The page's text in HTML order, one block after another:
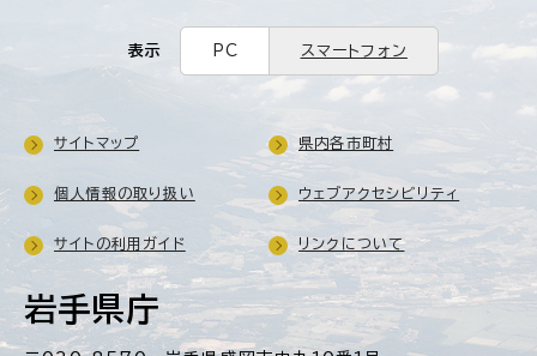
表示 PC スマートフォン
岩手県庁
サイトマップ 県内各市町村
個人情報の取り扱い ウェブアクセシビリティ
サイトの利用ガイド リンクについて